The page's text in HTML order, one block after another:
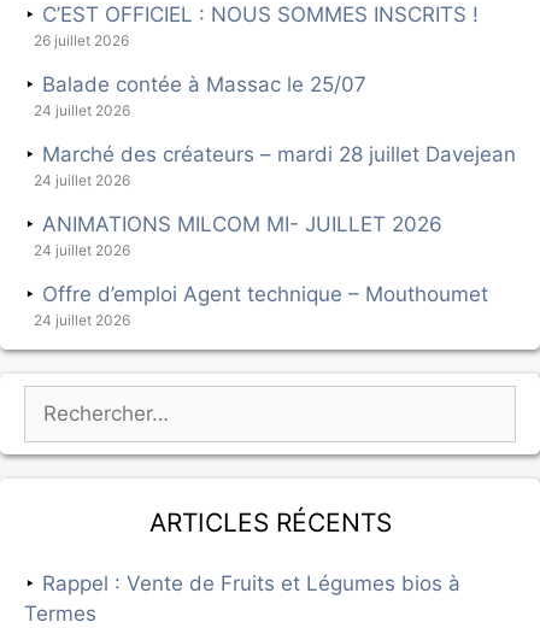
C’EST OFFICIEL : NOUS SOMMES INSCRITS !
26 juillet 2026
Balade contée à Massac le 25/07
24 juillet 2026
Marché des créateurs – mardi 28 juillet Davejean
24 juillet 2026
ANIMATIONS MILCOM MI- JUILLET 2026
24 juillet 2026
Offre d’emploi Agent technique – Mouthoumet
24 juillet 2026
Articles récents
Rappel : Vente de Fruits et Légumes bios à
Termes